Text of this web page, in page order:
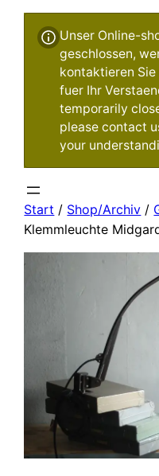
Unser Online-
geschlossen,
kontaktieren
fuer Ihr
temporarily
please contact
your
Start / Shop/Archiv /
Klemmleuchte